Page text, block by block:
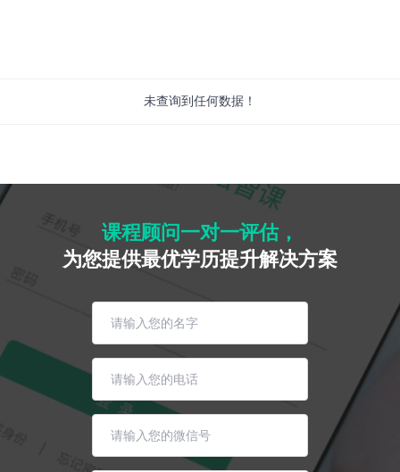
未查询到任何数据！
课程顾问一对一评估，
为您提供最优学历提升解决方案